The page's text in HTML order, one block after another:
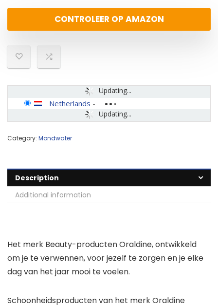
CONTROLEER OP AMAZON
Updating...
Updating...
Netherlands -
Category: Mondwater
Description
Additional information
Het merk Beauty-producten Oraldine, ontwikkeld
om je te verwennen, voor jezelf te zorgen en je elke
dag van het jaar mooi te voelen.
Schoonheidsproducten van het merk Oraldine